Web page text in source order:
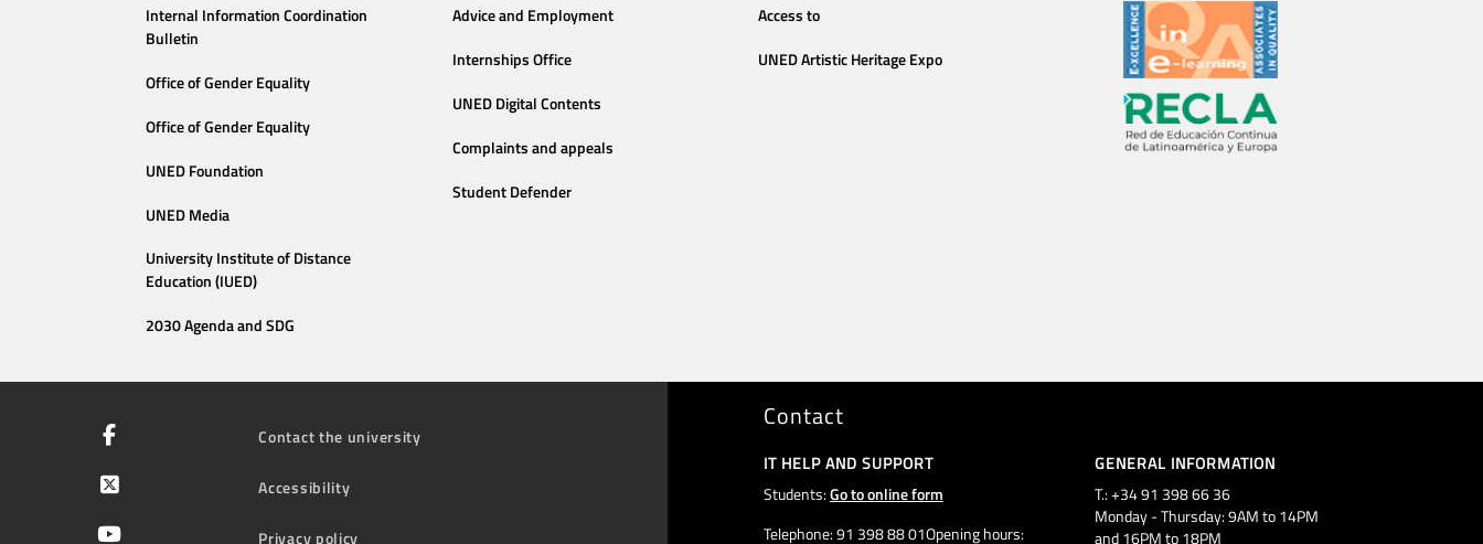
Internal Information Coordination
Bulletin
Office of Gender Equality
Office of Gender Equality
UNED Foundation
UNED Media
University Institute of Distance
Education (IUED)
2030 Agenda and SDG
Advice and Employment
Internships Office
UNED Digital Contents
Complaints and appeals
Student Defender
Access to
UNED Artistic Heritage Expo
Contact the university
Accessibility
Privacy policy
Contact
IT HELP AND SUPPORT
Students:Go to online form
Telephone: 91 398 88 01Opening hours:
GENERAL INFORMATION
T.: +34 91 398 66 36
Monday - Thursday: 9AM to 14PM
and 16PM to 18PM